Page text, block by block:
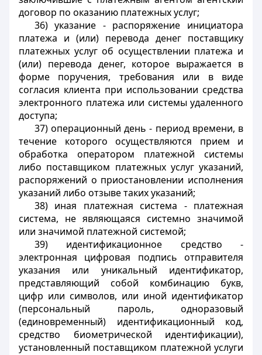
договор по оказанию платежных услуг;
36) указание - распоряжение инициатора
платежа и (или) перевода денег поставщику
платежных услуг об осуществлении платежа и
(или) перевода денег, которое выражается в
форме поручения, требования или в виде
согласия клиента при использовании средства
электронного платежа или системы удаленного
доступа;
37) операционный день - период времени, в
течение которого осуществляются прием и
обработка оператором платежной системы
либо поставщиком платежных услуг указаний,
распоряжений о приостановлении исполнения
указаний либо отзыве таких указаний;
38) иная платежная система - платежная
система, не являющаяся системно значимой
или значимой платежной системой;
39) идентификационное средство -
электронная цифровая подпись отправителя
указания или уникальный идентификатор,
представляющий собой комбинацию букв,
цифр или символов, или иной идентификатор
(персональный пароль, одноразовый
(единовременный) идентификационный код,
средство биометрической идентификации),
установленный поставщиком платежной услуги